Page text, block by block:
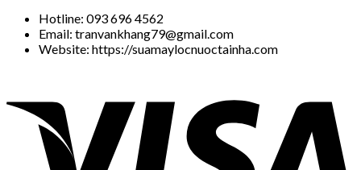
Hotline: 093 696 4562
Email: tranvankhang79@gmail.com
Website: https://suamaylocnuoctainha.com